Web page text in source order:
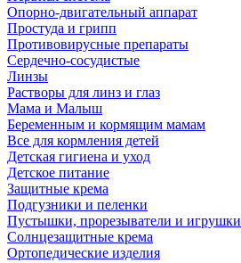
Опорно-двигательный аппарат
Простуда и грипп
Противовирусные препараты
Сердечно-сосудистые
Линзы
Растворы для линз и глаз
Мама и Малыш
Беременным и кормящим мамам
Все для кормления детей
Детская гигиена и уход
Детское питание
Защитные крема
Подгузники и пеленки
Пустышки, прорезыватели и игрушки
Солнцезащитные крема
Ортопедические изделия